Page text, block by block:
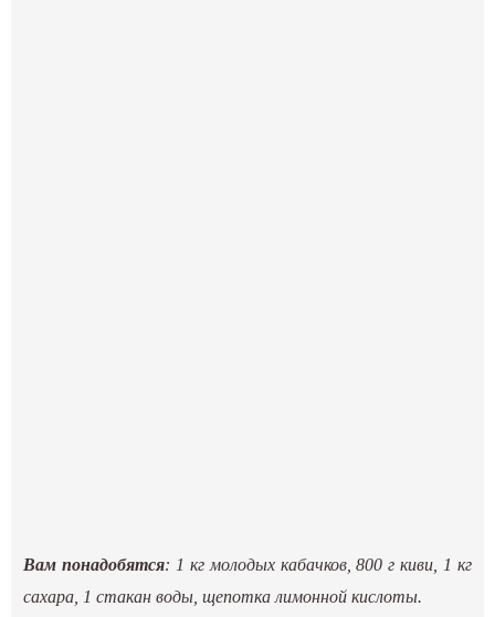
Вам понадобятся: 1 кг молодых кабачков, 800 г киви, 1 кг
сахара, 1 стакан воды, щепотка лимонной кислоты.